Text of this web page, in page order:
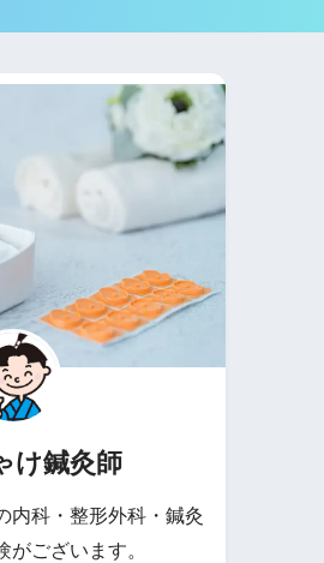
け鍼灸師
内科・整形外科・鍼灸
ございます。